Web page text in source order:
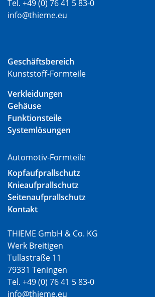
Tel. +49 (0) 76 41 5 83-0
info@thieme.eu
Geschäftsbereich
Kunststoff-Formteile
Verkleidungen
Gehäuse
Funktionsteile
Systemlösungen
Automotiv-Formteile
Kopfaufprallschutz
Knieaufprallschutz
Seitenaufprallschutz
Kontakt
THIEME GmbH & Co. KG
Werk Breitigen
Tullastraße 11
79331 Teningen
Tel. +49 (0) 76 41 5 83-0
info@thieme.eu